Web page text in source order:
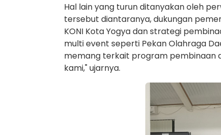
Hal lain yang turun ditanyakan oleh
tersebut diantaranya, dukungan
KONI Kota Yogya dan strategi
multi event seperti Pekan Olahraga
memang terkait program pembinaan
kami," ujarnya.